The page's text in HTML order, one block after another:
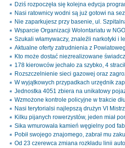
Dziś rozpoczęła się kolejna edycja
Nasi ratownicy wodni są już gotowi na
Nie zaparkujesz przy basenie, ul.
Wsparcie Organizacji Wolontariatu w
Szukali włamywaczy, znaleźli narkotyki i
Aktualne oferty zatrudnienia z
Kto może dostać niezrealizowane
178 kierowców jechało za szybko, 4
Rozszczelnienie sieci gazowej oraz
W wyjątkowych przypadkach urzędnik
Jednostka 4051 zbiera na unikatowy
Wzmożone kontrole policyjne w trakcie
Nasi terytorialsi najlepszą drużyn VI
Kilku pijanych rowerzystów, jeden miał
Sika wmurowała kamień węgielny pod
Pobił swojego znajomego, zabrał mu
Od 23 czerewca zmiana rozkładu linii